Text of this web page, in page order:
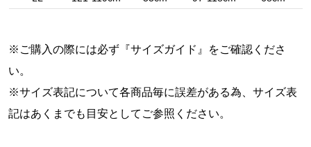
※ご購入の際には必ず『サイズガイド 』をご確認くださ
い。
※サイズ表記について各商品毎に誤差がある為、サイズ表
記はあくまでも目安としてご参照ください。